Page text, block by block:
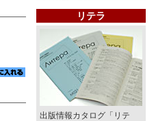
リテラ
出版情報カタログ「リテ